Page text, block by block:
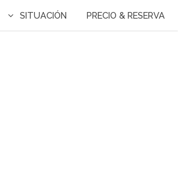
SITUACIÓN PRECIO & RESERVA